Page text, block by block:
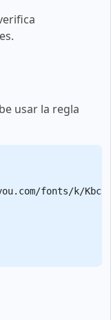
usar la regla
fonts/k/